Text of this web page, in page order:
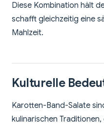
Diese Kombination hält
schafft gleichzeitig eine
Mahlzeit.
Kulturelle
Karotten-Band-Salate
kulinarischen